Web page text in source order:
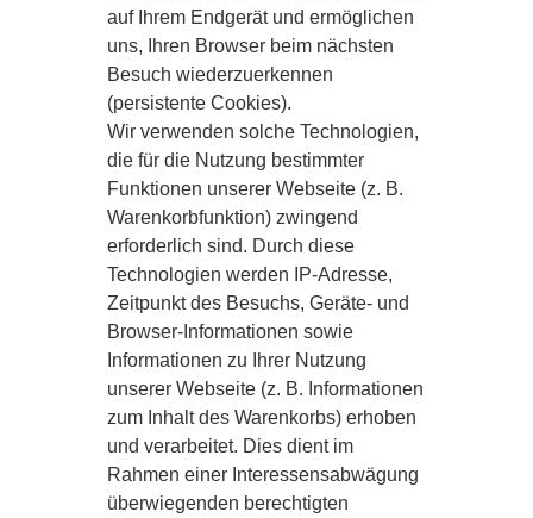
auf Ihrem Endgerät und ermöglichen
uns, Ihren Browser beim nächsten
Besuch wiederzuerkennen
(persistente Cookies).
Wir verwenden solche Technologien,
die für die Nutzung bestimmter
Funktionen unserer Webseite (z. B.
Warenkorbfunktion) zwingend
erforderlich sind. Durch diese
Technologien werden IP-Adresse,
Zeitpunkt des Besuchs, Geräte- und
Browser-Informationen sowie
Informationen zu Ihrer Nutzung
unserer Webseite (z. B. Informationen
zum Inhalt des Warenkorbs) erhoben
und verarbeitet. Dies dient im
Rahmen einer Interessensabwägung
überwiegenden berechtigten